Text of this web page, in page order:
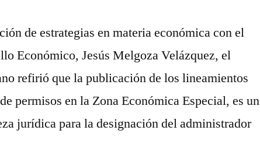
de estrategias en materia económica con el
Económico, Jesús Melgoza Velázquez, el
refirió que la publicación de los lineamientos
permisos en la Zona Económica Especial, es un
jurídica para la designación del administrador